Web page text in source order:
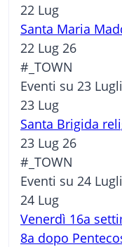
22 Lug
Santa Maria
22 Lug 26
#_TOWN
Eventi su 23
23 Lug
Santa Brigida
23 Lug 26
#_TOWN
Eventi su 24
24 Lug
Venerdì 16a
8a dopo